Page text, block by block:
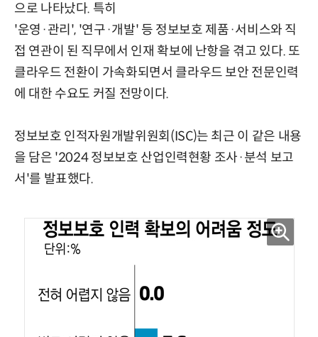
으로 나타났다. 특히
'운영·관리', '연구·개발' 등 정보보호 제품·서비스와 직
접 연관이 된 직무에서 인재 확보에 난항을 겪고 있다. 또
클라우드 전환이 가속화되면서 클라우드 보안 전문인력
에 대한 수요도 커질 전망이다.
정보보호 인적자원개발위원회(ISC)는 최근 이 같은 내용
을 담은 '2024 정보보호 산업인력현황 조사·분석 보고
서'를 발표했다.